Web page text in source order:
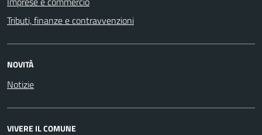
Tributi, finanze e contravvenzioni
NOVITÀ
Notizie
VIVERE IL COMUNE